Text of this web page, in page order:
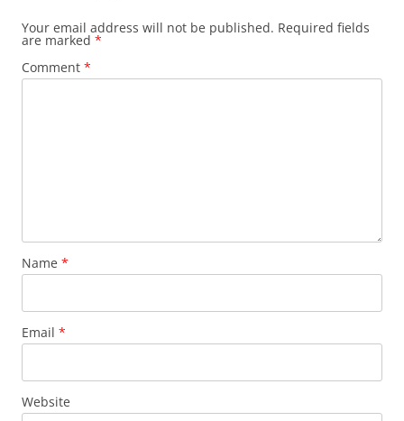
Your email address will not be published. Required fields
are marked *
Comment *
Name *
Email *
Website